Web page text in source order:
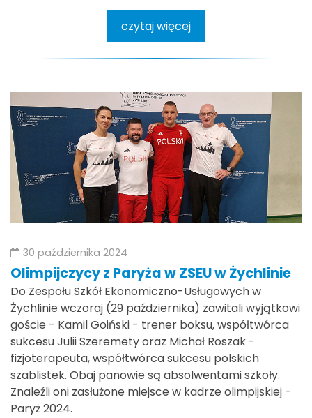
czytaj więcej
30 października 2024
Olimpijczycy z Paryża w ZSEU w Żychlinie
Do Zespołu Szkół Ekonomiczno-Usługowych w
Żychlinie wczoraj (29 października) zawitali wyjątkowi
goście - Kamil Goiński - trener boksu, współtwórca
sukcesu Julii Szeremety oraz Michał Roszak -
fizjoterapeuta, współtwórca sukcesu polskich
szablistek. Obaj panowie są absolwentami szkoły.
Znaleźli oni zasłużone miejsce w kadrze olimpijskiej -
Paryż 2024.